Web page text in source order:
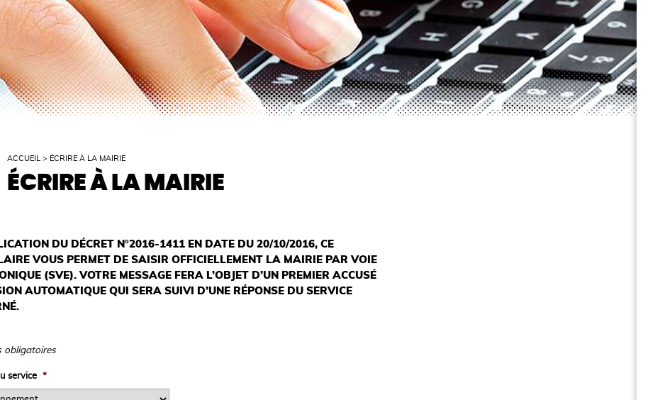
ACCUEIL > ÉCRIRE À LA MAIRIE
ÉCRIRE À LA MAIRIE
DU DÉCRET N°2016-1411 EN DATE DU 20/10/2016, CE
VOUS PERMET DE SAISIR OFFICIELLEMENT LA MAIRIE PAR VOIE
(SVE). VOTRE MESSAGE FERA L’OBJET D’UN PREMIER ACCUSÉ
AUTOMATIQUE QUI SERA SUIVI D’UNE RÉPONSE DU SERVICE
obligatoires
service *